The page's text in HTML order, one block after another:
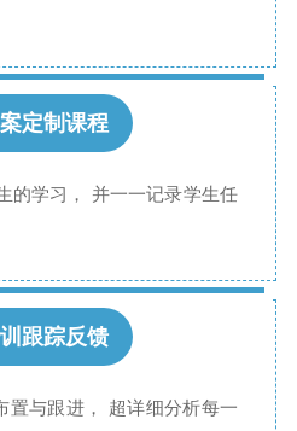
定制课程
的学习， 并一一记录学生任
跟踪反馈
置与跟进， 超详细分析每一